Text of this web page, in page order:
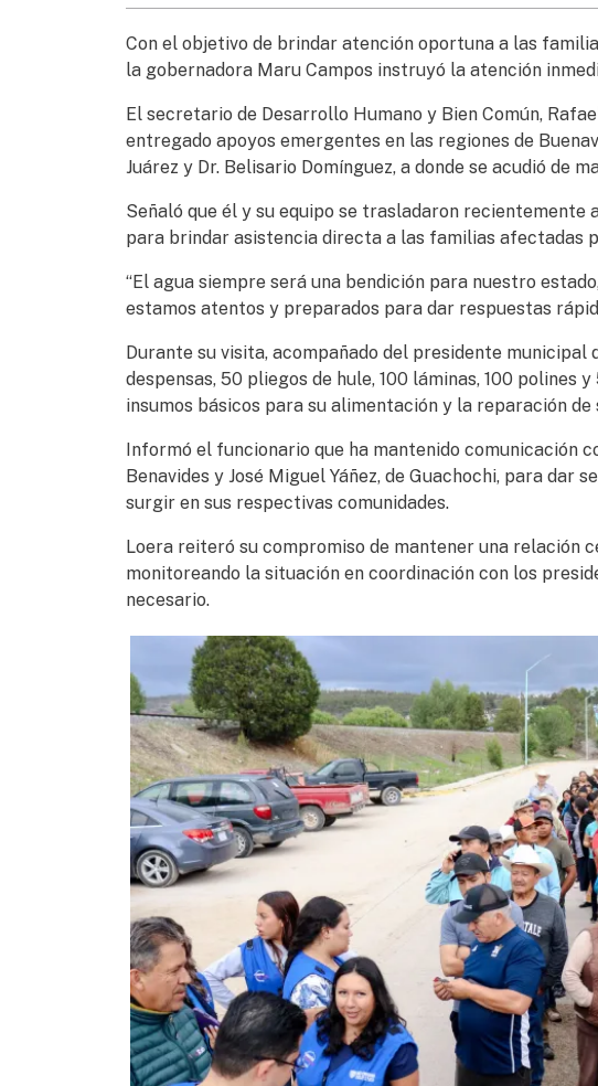
Con el objetivo de brindar atención oportuna a las
la gobernadora Maru Campos instruyó la atención
El secretario de Desarrollo Humano y Bien Común,
entregado apoyos emergentes en las regiones de
Juárez y Dr. Belisario Domínguez, a donde se acudió de
Señaló que él y su equipo se trasladaron recientemente
para brindar asistencia directa a las familias afectadas
“El agua siempre será una bendición para nuestro
estamos atentos y preparados para dar respuestas
Durante su visita, acompañado del presidente
despensas, 50 pliegos de hule, 100 láminas, 100
insumos básicos para su alimentación y la reparación de
Informó el funcionario que ha mantenido comunicación
Benavides y José Miguel Yáñez, de Guachochi, para dar
surgir en sus respectivas comunidades.
Loera reiteró su compromiso de mantener una relación
monitoreando la situación en coordinación con los
necesario.